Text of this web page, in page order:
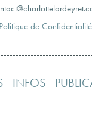
Politique de Confidentialité
INFOS